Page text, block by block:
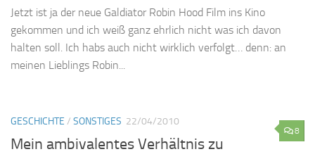
Jetzt ist ja der neue Galdiator Robin Hood Film ins Kino
gekommen und ich weiß ganz ehrlich nicht was ich davon
halten soll. Ich habs auch nicht wirklich verfolgt… denn: an
meinen Lieblings Robin...
8
GESCHICHTE / SONSTIGES 22/04/2010
Mein ambivalentes Verhältnis zu